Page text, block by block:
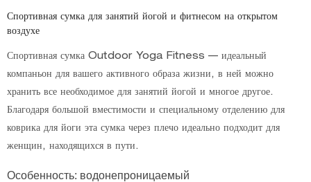
Спортивная сумка для занятий йогой и фитнесом на открытом
воздухе
Спортивная сумка Outdoor Yoga Fitness — идеальный
компаньон для вашего активного образа жизни, в ней можно
хранить все необходимое для занятий йогой и многое другое.
Благодаря большой вместимости и специальному отделению для
коврика для йоги эта сумка через плечо идеально подходит для
женщин, находящихся в пути.
Особенность: водонепроницаемый